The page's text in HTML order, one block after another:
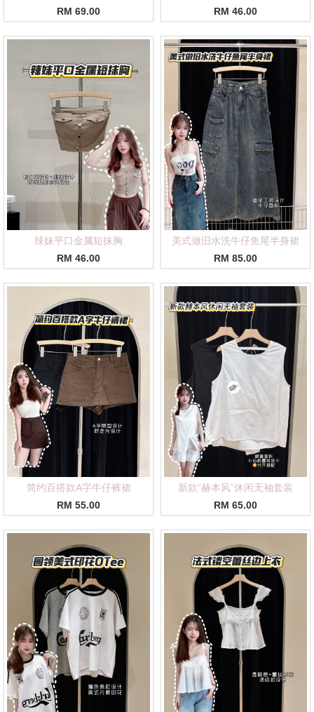
RM 69.00
RM 46.00
辣妹平口金属短抹胸
RM 46.00
美式做旧水洗牛仔鱼尾半身裙
RM 85.00
简约百搭款A字牛仔裤裙
RM 55.00
新款“赫本风”休闲无袖套装
RM 65.00